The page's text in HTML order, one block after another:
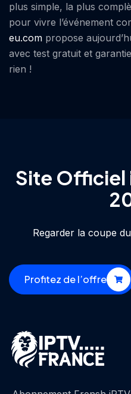
plus simple, la plus
pour vivre l’événement
eu.com propose
avec test gratuit et
rien !
Site Officiel
Regarder la coupe
Profitez de l’offre